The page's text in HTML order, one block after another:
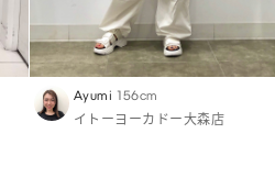
Ayumi 156cm
イトーヨーカドー大森店